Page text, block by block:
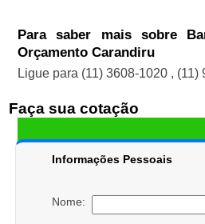
Para saber mais sobre
Orçamento Carandiru
Ligue para (11) 3608-1020 , (11)
Faça sua cotação
Informações Pessoais
Nome: